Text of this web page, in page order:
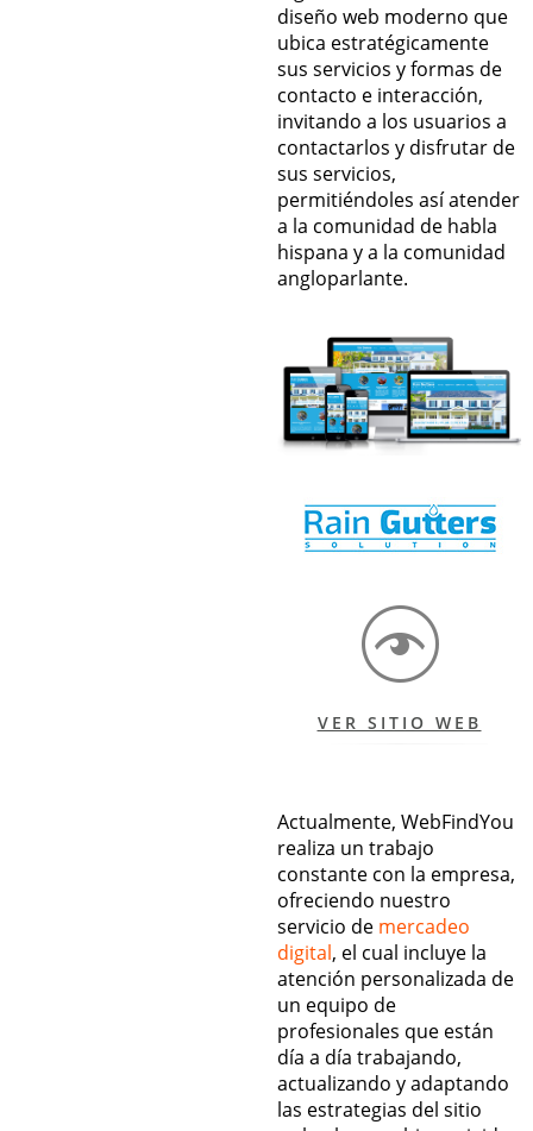
diseño web moderno que
ubica estratégicamente
sus servicios y formas de
contacto e interacción,
invitando a los usuarios a
contactarlos y disfrutar de
sus servicios,
permitiéndoles así atender
a la comunidad de habla
hispana y a la comunidad
angloparlante.
VER SITIO WEB
Actualmente, WebFindYou
realiza un trabajo
constante con la empresa,
ofreciendo nuestro
servicio de mercadeo
digital, el cual incluye la
atención personalizada de
un equipo de
profesionales que están
día a día trabajando,
actualizando y adaptando
las estrategias del sitio